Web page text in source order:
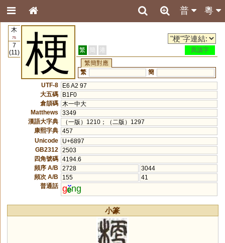
粵
普
木
75
7
(11)
梗 繁 簡 港
異讀字
繁簡對應
繁
簡
UTF-8
E6 A2 97
大五碼
B1F0
倉頡碼
木一中大
Matthews
3349
漢語大字典
（一版）1210；（二版）1297
康熙字典 457
Unicode
U+6897
GB2312
2503
四角號碼 4194.6
頻序 A/B
2728
3044
頻次 A/B
155
41
普通話 g ng
小篆